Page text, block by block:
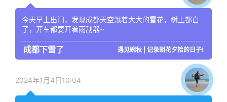
今天早上出门，发现成都天空飘着大大的雪花，树上都白
了，开车都要开着雨刮器~
成都下雪了 遇见婉秋 | 记录朝花夕拾的日子!
2024年1月4日10:04